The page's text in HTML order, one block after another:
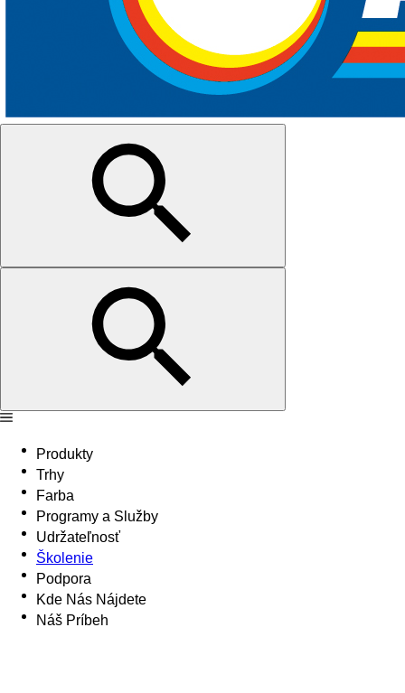
Produkty
Trhy
Farba
Programy a Služby
Udržateľnosť
Školenie
Podpora
Kde Nás Nájdete
Náš Príbeh